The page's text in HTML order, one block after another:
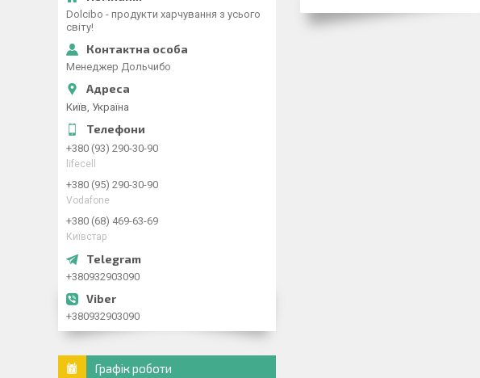
Dolcibo - продукти харчування з усього
світу!
Менеджер Дольчибо
Київ, Україна
+380 (93) 290-30-90
lifecell
+380 (95) 290-30-90
Vodafone
+380 (68) 469-63-69
Київстар
+380932903090
+380932903090
Графік роботи